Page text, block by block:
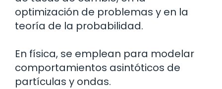
optimización de problemas y en la
teoría de la probabilidad.
En física, se emplean para modelar
comportamientos asintóticos de
partículas y ondas.